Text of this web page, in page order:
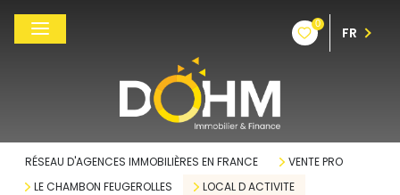
0
FR
RÉSEAU D'AGENCES IMMOBILIÈRES EN FRANCE
VENTE PRO
LE CHAMBON FEUGEROLLES
LOCAL D ACTIVITE